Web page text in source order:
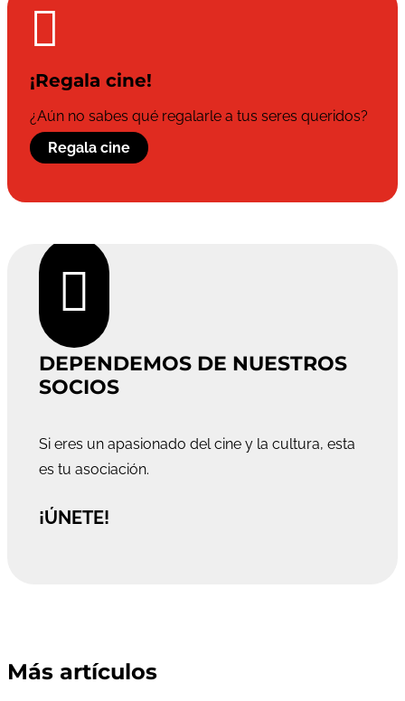

¡Regala cine!
¿Aún no sabes qué regalarle a tus seres queridos?
Regala cine

DEPENDEMOS DE NUESTROS
SOCIOS
Si eres un apasionado del cine y la cultura, esta
es tu asociación.
¡ÚNETE!
Más artículos